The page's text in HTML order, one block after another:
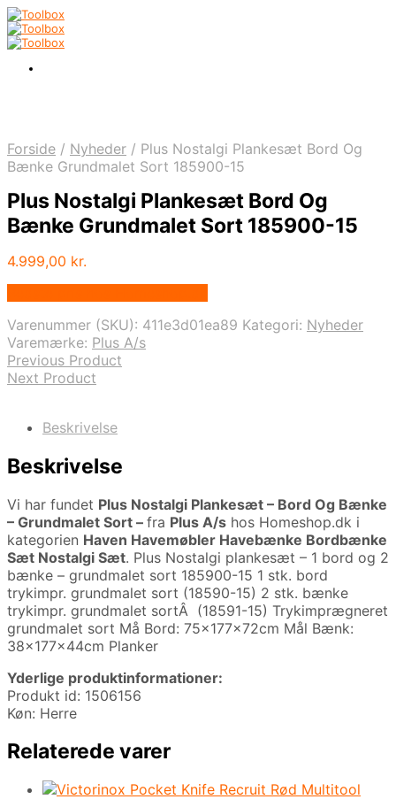
Forside / Nyheder / Plus Nostalgi Plankesæt Bord Og
Bænke Grundmalet Sort 185900-15
Plus Nostalgi Plankesæt Bord Og
Bænke Grundmalet Sort 185900-15
4.999,00 kr.
Varenummer (SKU): 411e3d01ea89 Kategori: Nyheder
Varemærke: Plus A/s
Previous Product
Next Product
Beskrivelse
Beskrivelse
Vi har fundet Plus Nostalgi Plankesæt – Bord Og Bænke
– Grundmalet Sort – fra Plus A/s hos Homeshop.dk i
kategorien Haven Havemøbler Havebænke Bordbænke
Sæt Nostalgi Sæt. Plus Nostalgi plankesæt – 1 bord og 2
bænke – grundmalet sort 185900-15 1 stk. bord
trykimpr. grundmalet sort (18590-15) 2 stk. bænke
trykimpr. grundmalet sortÂ (18591-15) Trykimprægneret
grundmalet sort Må Bord: 75x177x72cm Mål Bænk:
38x177x44cm Planker
Yderlige produktinformationer:
Produkt id: 1506156
Køn: Herre
Relaterede varer